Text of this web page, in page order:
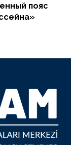
пояс